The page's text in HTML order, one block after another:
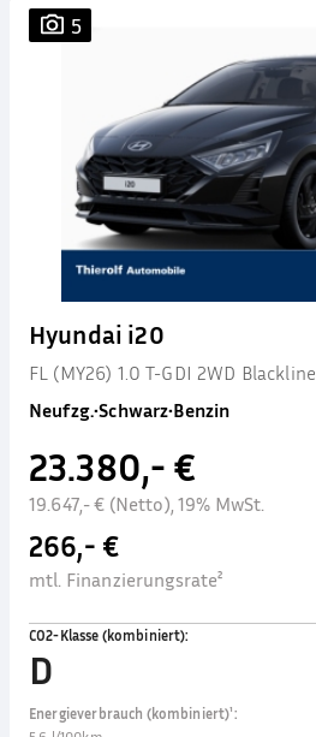
5
Hyundai i20
FL (MY26) 1.0 T-GDI 2WD Blackline
Neufzg.•Schwarz•Benzin
23.380,- €
19.647,- € (Netto), 19% MwSt.
266,- €
mtl. Finanzierungsrate²
CO2-Klasse (kombiniert):
D
Energieverbrauch (kombiniert)¹: